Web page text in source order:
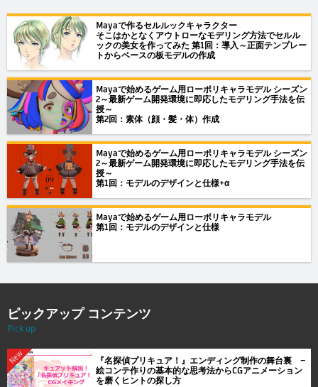
Mayaで作るセルルックキャラクター
そこはかとなくアウトローなモデリング方法でセルル
ックの美女を作ってみた 第1回：導入～正面テンプレー
トからベースの板モデルの作成
Mayaで始めるゲーム用ローポリキャラモデル シーズン
2～最新ゲーム開発環境に即応したモデリング手法を伝
授～
第2回：素体（顔・髪・体）作成
Mayaで始めるゲーム用ローポリキャラモデル シーズン
2～最新ゲーム開発環境に即応したモデリング手法を伝
授～
第1回：モデルのデザインと仕様+α
Mayaで始めるゲーム用ローポリキャラモデル
第1回：モデルのデザインと仕様
ピックアップ コンテンツ
Pick up
New
『名探偵プリキュア！』エンディング制作の舞台裏 ―
絵コンテ作りの基本的な思考法からCGアニメーション
を磨くヒントの探し方